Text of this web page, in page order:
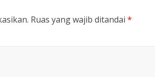
Ruas yang wajib ditandai *